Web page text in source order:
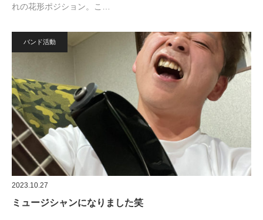
れの花形ポジション。こ…
バンド活動
2023.10.27
ミュージシャンになりました笑